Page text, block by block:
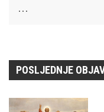
…
POSLJEDNJE